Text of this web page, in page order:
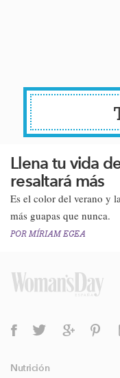
Llena tu vida
resaltará más
Es el color del verano y
más guapas que nunca​.
POR MÍRIAM EGEA
Nutrición